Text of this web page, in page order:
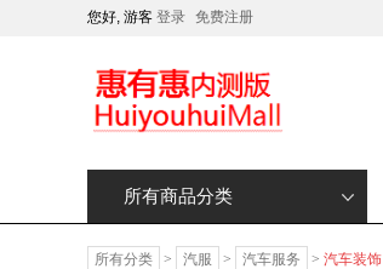
您好, 游客 登录 免费注册
所有商品分类
所有分类 > 汽服 > 汽车服务 > 汽车装饰